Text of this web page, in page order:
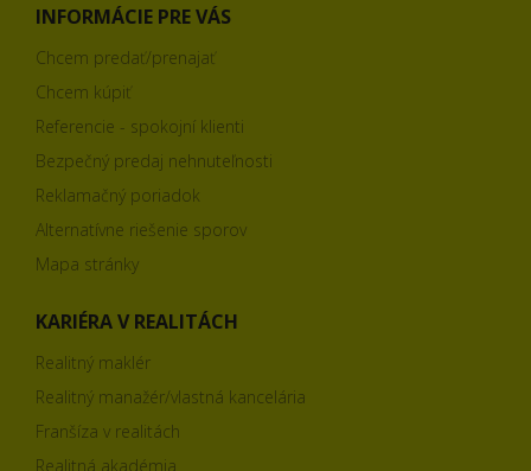
INFORMÁCIE PRE VÁS
Chcem predať/prenajať
Chcem kúpiť
Referencie - spokojní klienti
Bezpečný predaj nehnuteľnosti
Reklamačný poriadok
Alternatívne riešenie sporov
Mapa stránky
KARIÉRA V REALITÁCH
Realitný maklér
Realitný manažér/vlastná kancelária
Franšíza v realitách
Realitná akadémia